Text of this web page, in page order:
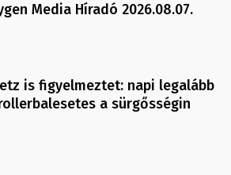
Media Híradó 2026.08.07.
is figyelmeztet: napi legalább
a sürgősségin